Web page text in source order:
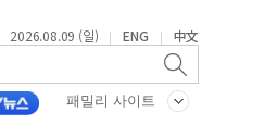
2026.08.09 (일) | ENG | 中文
패밀리 사이트